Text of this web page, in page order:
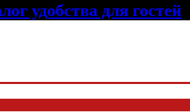
удобства для гостей